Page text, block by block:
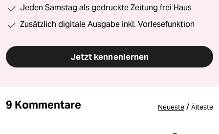
Jeden Samstag als gedruckte Zeitung frei Haus
Zusätzlich digitale Ausgabe inkl. Vorlesefunktion
Jetzt kennenlernen
9 Kommentare Neueste / Älteste